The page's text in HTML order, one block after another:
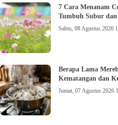
7 Cara Menanam
Tumbuh Subur
Sabtu, 08 Agustus 2026
Berapa Lama
Kematangan dan
Jumat, 07 Agustus 2026